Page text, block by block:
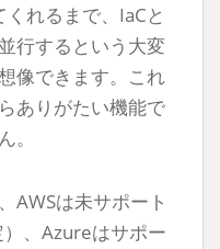
れるまで、IaCと
行するという大変
像できます。これ
ありがたい機能で
。
AWSは未サポート
）、Azureはサポー